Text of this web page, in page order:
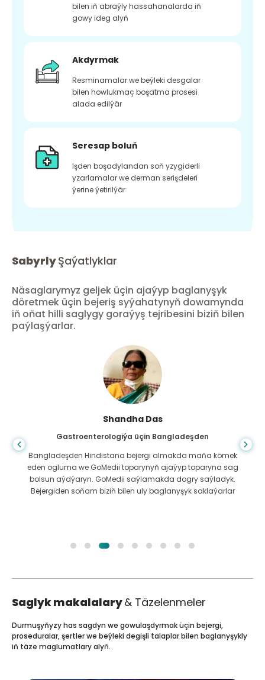
bilen iň abraýly hassahanalarda iň
gowy ideg alyň
Akdyrmak
Resminamalar we beýleki desgalar
bilen howlukmaç boşatma prosesi
alada edilýär
Seresap boluň
Işden boşadylandan soň yzygiderli
yzarlamalar we derman serişdeleri
ýerine ýetirilýär
SabyrlyŞaýatlyklar
Näsaglarymyz geljek üçin ajaýyp baglanyşyk
döretmek üçin bejeriş syýahatynyň dowamynda
iň oňat hilli saglygy goraýyş tejribesini biziň bilen
paýlaşýarlar.
Shandha Das
Gastroenterologiýa üçin Bangladeşden
Bangladeşden Hindistana bejergi almakda maňa kömek
eden ogluma we GoMedii toparynyň ajaýyp toparyna sag
bolsun aýdýaryn. GoMedii saýlamakda dogry saýladyk.
Bejergiden soňam biziň bilen uly baglanyşyk saklaýarlar
Saglyk makalalary& Täzelenmeler
Durmuşyňyzy has sagdyn we gowulaşdyrmak üçin bejergi,
proseduralar, şertler we beýleki degişli talaplar bilen baglanyşykly
iň täze maglumatlary alyň.